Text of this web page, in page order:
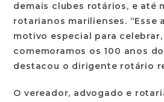
demais clubes rotários, e até
rotarianos marilienses. “Esse
motivo especial para
comemoramos os 100 anos
destacou o dirigente rotário
O vereador, advogado e